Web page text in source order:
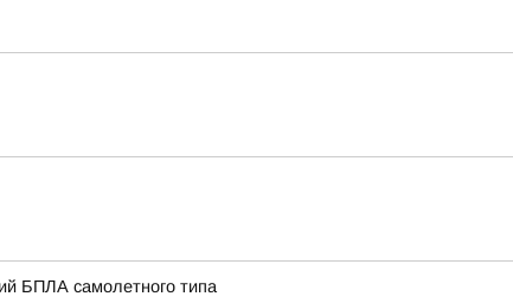
БПЛА самолетного типа